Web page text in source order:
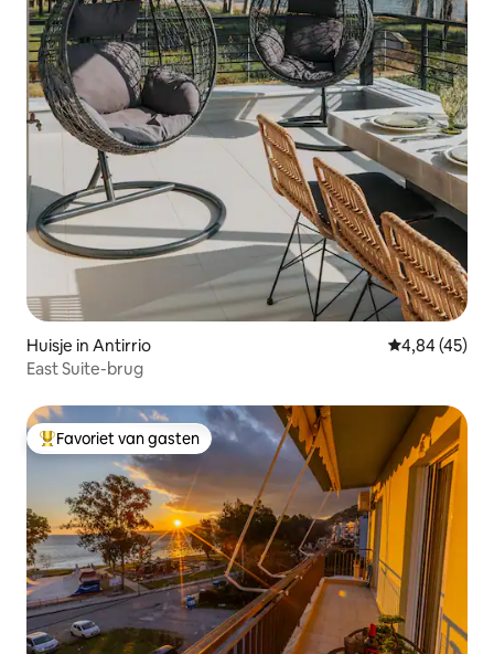
Huisje in Antirrio Gemiddelde
4,84 (45)
East Suite-brug
Topfavoriet van gasten
Favoriet van gasten